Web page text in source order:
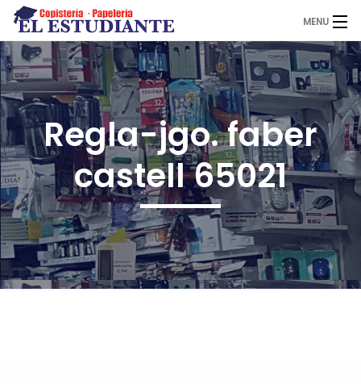
MENU
El Estudiante
Copistería
Papelería
Servicios
Regla-jgo. faber
castell 65021